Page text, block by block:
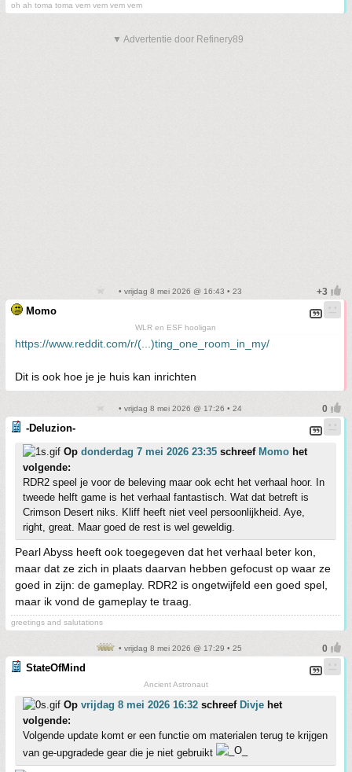
oh ah toma toma vem vem vem vem
▼ Advertentie door Refinery89
• vrijdag 8 mei 2026 @ 16:43 • 23
Momo
WLR en ESF hooligan
https://www.reddit.com/r/(...)ting_one_room_in_my/
Dit is ook hoe je je huis kan inrichten
• vrijdag 8 mei 2026 @ 17:26 • 24
-Deluzion-
Op donderdag 7 mei 2026 23:35 schreef Momo het
volgende:
RDR2 speel je voor de beleving maar ook echt het verhaal hoor. In
tweede helft game is het verhaal fantastisch. Wat dat betreft is
Crimson Desert niks. Kliff heeft niet veel persoonlijkheid. Aye,
right, great. Maar goed de rest is wel geweldig.
Pearl Abyss heeft ook toegegeven dat het verhaal beter kon,
maar dat ze zich in plaats daarvan hebben gefocust op waar ze
goed in zijn: de gameplay. RDR2 is ongetwijfeld een goed spel,
maar ik vond de gameplay te traag.
greetings and salutations
• vrijdag 8 mei 2026 @ 17:29 • 25
StateOfMind
Ancient Astronaut
Op vrijdag 8 mei 2026 16:32 schreef Divje het
volgende:
Volgende update komt er een functie om materialen terug te krijgen
van ge-upgradede gear die je niet gebruikt